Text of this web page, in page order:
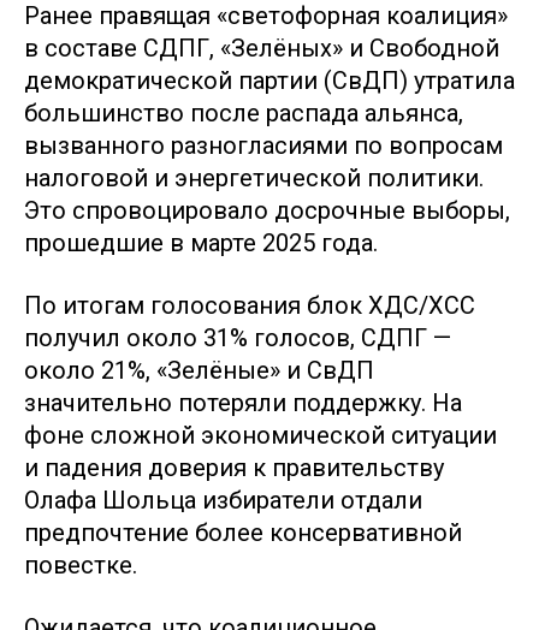
Ранее правящая «светофорная коалиция»
в составе СДПГ, «Зелёных» и Свободной
демократической партии (СвДП) утратила
большинство после распада альянса,
вызванного разногласиями по вопросам
налоговой и энергетической политики.
Это спровоцировало досрочные выборы,
прошедшие в марте 2025 года.
По итогам голосования блок ХДС/ХСС
получил около 31% голосов, СДПГ —
около 21%, «Зелёные» и СвДП
значительно потеряли поддержку. На
фоне сложной экономической ситуации
и падения доверия к правительству
Олафа Шольца избиратели отдали
предпочтение более консервативной
повестке.